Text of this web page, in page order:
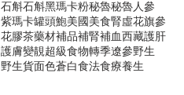
石斛石斛黑瑪卡粉秘魯秘魯人參
紫瑪卡罐頭鮑美國美食腎虛花旗參
花膠茶藥材補品補腎補血西藏護肝
護膚變靚超級食物轉季遼參野生
野生貨面色蒼白食法食療養生